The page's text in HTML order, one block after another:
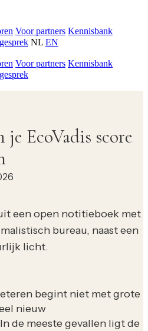
Voor partners Kennisbank
NL EN
Voor partners Kennisbank
EcoVadis score
begint niet met grote
nieuw
de meeste gevallen ligt de